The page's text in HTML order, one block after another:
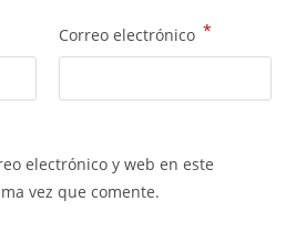
Correo electrónico *
electrónico y web en este
vez que comente.